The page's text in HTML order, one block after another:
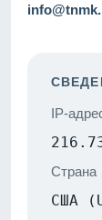
IP-
Страна
США